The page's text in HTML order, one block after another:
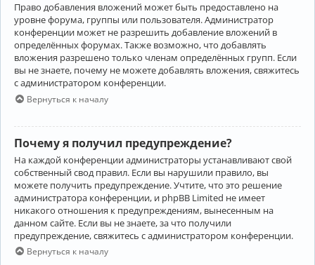
Право добавления вложений может быть предоставлено на
уровне форума, группы или пользователя. Администратор
конференции может не разрешить добавление вложений в
определённых форумах. Также возможно, что добавлять
вложения разрешено только членам определённых групп. Если
вы не знаете, почему не можете добавлять вложения, свяжитесь
с администратором конференции.
Вернуться к началу
Почему я получил предупреждение?
На каждой конференции администраторы устанавливают свой
собственный свод правил. Если вы нарушили правило, вы
можете получить предупреждение. Учтите, что это решение
администратора конференции, и phpBB Limited не имеет
никакого отношения к предупреждениям, вынесенным на
данном сайте. Если вы не знаете, за что получили
предупреждение, свяжитесь с администратором конференции.
Вернуться к началу